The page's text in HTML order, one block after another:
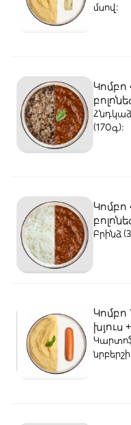
մսով:
(170գ)։
Կոմբո
Բրինձ
Կոմբո
խյուս